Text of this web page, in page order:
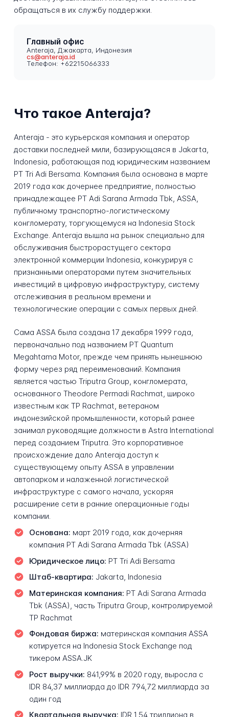
обращаться в их службу поддержки.
Главный офис
Anteraja, Джакарта, Индонезия
cs@anteraja.id
Телефон: +62215066333
Что такое Anteraja?
Anteraja - это курьерская компания и оператор
доставки последней мили, базирующаяся в Jakarta,
Indonesia, работающая под юридическим названием
PT Tri Adi Bersama. Компания была основана в марте
2019 года как дочернее предприятие, полностью
принадлежащее PT Adi Sarana Armada Tbk, ASSA,
публичному транспортно-логистическому
конгломерату, торгующемуся на Indonesia Stock
Exchange. Anteraja вышла на рынок специально для
обслуживания быстрорастущего сектора
электронной коммерции Indonesia, конкурируя с
признанными операторами путем значительных
инвестиций в цифровую инфраструктуру, систему
отслеживания в реальном времени и
технологические операции с самых первых дней.
Сама ASSA была создана 17 декабря 1999 года,
первоначально под названием PT Quantum
Megahtama Motor, прежде чем принять нынешнюю
форму через ряд переименований. Компания
является частью Triputra Group, конгломерата,
основанного Theodore Permadi Rachmat, широко
известным как TP Rachmat, ветераном
индонезийской промышленности, который ранее
занимал руководящие должности в Astra International
перед созданием Triputra. Это корпоративное
происхождение дало Anteraja доступ к
существующему опыту ASSA в управлении
автопарком и налаженной логистической
инфраструктуре с самого начала, ускоряя
расширение сети в ранние операционные годы
компании.
Основана: март 2019 года, как дочерняя
компания PT Adi Sarana Armada Tbk (ASSA)
Юридическое лицо: PT Tri Adi Bersama
Штаб-квартира: Jakarta, Indonesia
Материнская компания: PT Adi Sarana Armada
Tbk (ASSA), часть Triputra Group, контролируемой
TP Rachmat
Фондовая биржа: материнская компания ASSA
котируется на Indonesia Stock Exchange под
тикером ASSA.JK
Рост выручки: 841,99% в 2020 году, выросла с
IDR 84,37 миллиарда до IDR 794,72 миллиарда за
один год
Квартальная выручка: IDR 1,54 триллиона в